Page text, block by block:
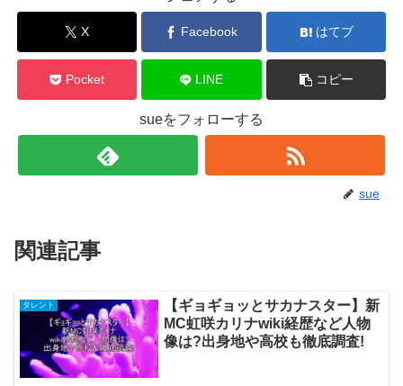
X Facebook はてブ
Pocket LINE コピー
sueをフォローする
sue
関連記事
タレント
【ギョギョッとサカナスター】新
MC虹咲カリナwiki経歴など人物
像は?出身地や高校も徹底調査!